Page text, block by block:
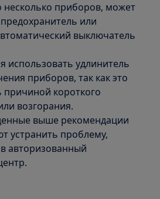
несколько приборов, может
или
выключатель
использовать удлинитель
приборов, так как это
причиной короткого
возгорания.
выше рекомендации
устранить проблему,
авторизованный